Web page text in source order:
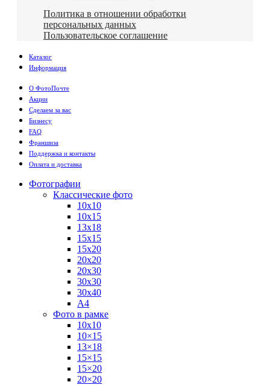
Политика в отношении обработки
персональных данных
Пользовательское соглашение
Каталог
Информация
О ФотоПочте
Акции
Сделаем за вас
Бизнесу
FAQ
Франшиза
Поддержка и контакты
Оплата и доставка
Фотографии
Классические фото
10х10
10х15
13х18
15х15
15х20
20х20
20х30
30х30
30х40
А4
Фото в рамке
10х10
10×15
13×18
15×15
15×20
20×20